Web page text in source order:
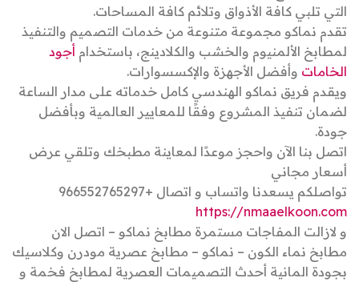
التي تلبي كافة الأذواق وتلائم كافة المساحات.
تقدم نماكو مجموعة متنوعة من خدمات التصميم والتنفيذ
لمطابخ الألمنيوم والخشب والكلادينج، باستخدام أجود
الخامات وأفضل الأجهزة والإكسسوارات.
ويقدم فريق نماكو الهندسي كامل خدماته على مدار الساعة
لضمان تنفيذ المشروع وفقًا للمعايير العالمية وبأفضل
جودة.
اتصل بنا الآن واحجز موعدًا لمعاينة مطبخك وتلقي عرض
أسعار مجاني
تواصلكم يسعدنا واتساب و اتصال +966552765297
https://nmaaelkoon.com
و لازالت المفاجات مستمرة مطابخ نماكو – اتصل الان
مطابخ نماء الكون – نماكو – مطابخ عصرية مودرن وكلاسيك
بجودة المانية أحدث التصميمات العصرية لمطابخ فخمة و